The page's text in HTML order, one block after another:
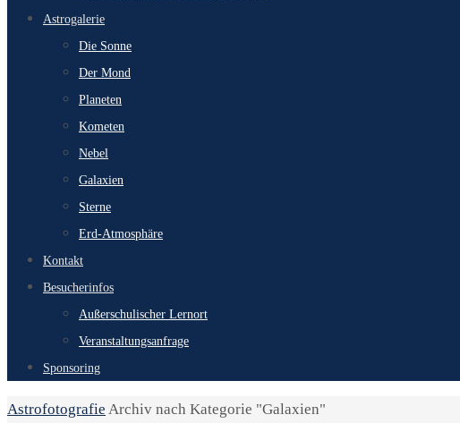
Astrogalerie
Die Sonne
Der Mond
Planeten
Kometen
Nebel
Galaxien
Sterne
Erd-Atmosphäre
Kontakt
Besucherinfos
Außerschulischer Lernort
Veranstaltungsanfrage
Sponsoring
Start
Astrofotografie Archiv nach Kategorie "Galaxien"